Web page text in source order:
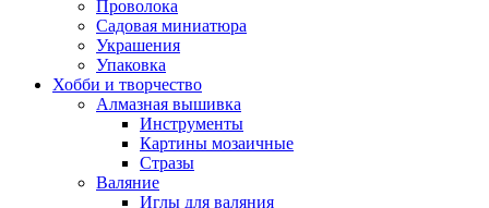
Проволока
Садовая миниатюра
Украшения
Упаковка
Хобби и творчество
Алмазная вышивка
Инструменты
Картины мозаичные
Стразы
Валяние
Иглы для валяния